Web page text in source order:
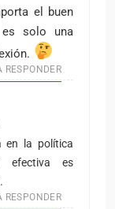
el buen
solo una
RESPONDER
en la política
efectiva es
RESPONDER